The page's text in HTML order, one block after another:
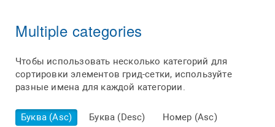
Multiple categories
Чтобы использовать несколько категорий для
сортировки элементов грид-сетки, используйте
разные имена для каждой категории.
Буква (Asc) Буква (Desc) Номер (Asc)